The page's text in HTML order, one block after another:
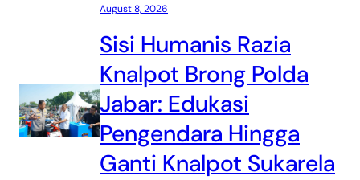
August 8, 2026
Sisi Humanis Razia
Knalpot Brong Polda
Jabar: Edukasi
Pengendara Hingga
Ganti Knalpot Sukarela